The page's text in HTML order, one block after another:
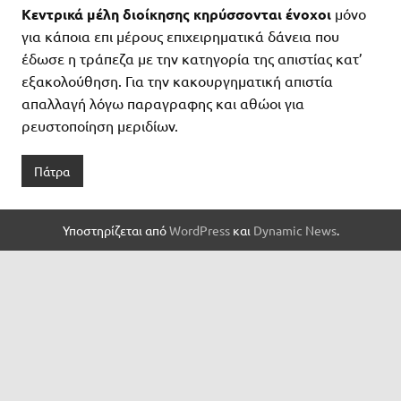
Κεντρικά μέλη διοίκησης κηρύσσονται ένοχοι μόνο
για κάποια επι μέρους επιχειρηματικά δάνεια που
έδωσε η τράπεζα με την κατηγορία της απιστίας κατ’
εξακολούθηση. Για την κακουργηματική απιστία
απαλλαγή λόγω παραγραφης και αθώοι για
ρευστοποίηση μεριδίων.
Πάτρα
Υποστηρίζεται απόWordPressκαι Dynamic News.